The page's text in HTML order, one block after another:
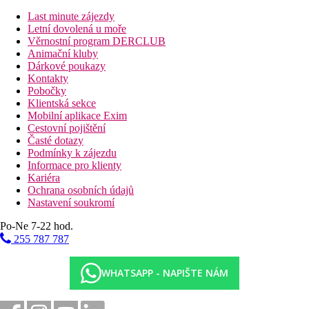
výhledem na moře, služby PREFERRED CLUBU
Junior Suita , Club , Výhled moře:
výhledem na moře, služby PREFERRED CLUBU
Junior Suita , Club, Deluxe , Výhled moře:
než Junior Suita,
PREFERRED CLUBU
PREFERRED CLUB ROOMS
Ubytování v nejexkluzivnějších částech hotelového
komplexu
Rozšířený výběr kosmetických koupelových dolňků
Láhev sektu a uvítací dopis od manažera
Kávovar s kapslemi
Rychlovarná konvice s výběrovým čajem
Prémiový minibar (alkoholické nápoje a občerstvení)
Osobní váha
Pillow menu (v závislosti na dostupnosti a na vyžádání)
Turndown služba
24hodinová pokojová služba (za příplatek)
Vertikální napařovací žehlička
Bohatý sportovně animační program během dne, pravidelně
večerní animační program a živá hudba.
Last minute zájezdy
Letní dovolená u moře
Věrnostní program DERCLUB
Animační kluby
Dárkové poukazy
Kontakty
Pobočky
Klientská sekce
Mobilní aplikace Exim
Cestovní pojištění
Časté dotazy
Podmínky k zájezdu
Informace pro klienty
Kariéra
Ochrana osobních údajů
Nastavení soukromí
Po-Ne 7-22 hod.
255 787 787
WHATSAPP - NAPIŠTE NÁM